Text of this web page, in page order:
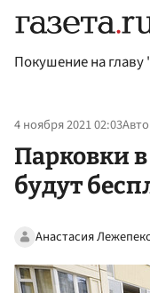
Покушение на
4 ноября 2021 02:03
Парковки
будут
Анастасия